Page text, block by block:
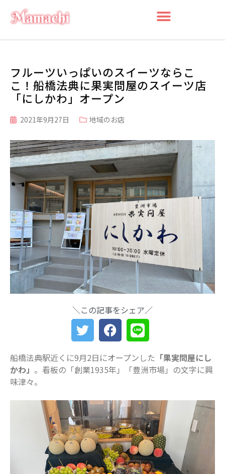
検索
索
最近の投稿
船橋・前原に一時預かり保育施設
「prayers（プレイヤーズ）」オープ
ン♪ママ・パパの心にゆとりを届ける
新スポット
ららぽーとTOKYO-BAY 北館リニュー
アル ますます子連れにやさしい場所
災害時に“わが子を守る準備”を。海神
町南のLintos café×glico赤ちゃん向け
防災セミナー開催
で優勝を果たしたママリフター きっ
かけは産後ダイエット
ワッフルクレープ「+naturi」（プラス
ナチュリ）
最近のコメント
表示できるコメントはありません。
フルーツいっぱいのスイーツならこ
こ！船橋法典に果実問屋のスイーツ店
「にしかわ」オープン
2021年9月27日 地域のお店
＼この記事をシェア／
船橋法典駅近くに9月2日にオープンした 「果実問屋にし
かわ」 。看板の「創業1935年」「豊洲市場」の文字に興
味津々。